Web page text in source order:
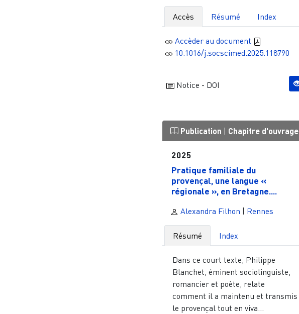
Accès Résumé Index
Accèder au document
10.1016/j.socscimed.2025.118790
Notice - DOI
Publication | Chapitre d'ouvrage
2025
Pratique familiale du
provençal, une langue «
régionale », en Bretagne....
Alexandra Filhon Rennes
Résumé Index
Dans ce court texte, Philippe
Blanchet, éminent sociolinguiste,
romancier et poète, relate
comment il a maintenu et transmis
le provençal tout en viva...